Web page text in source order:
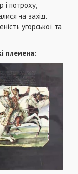
і потроху,
на захід.
угорської та
племена: